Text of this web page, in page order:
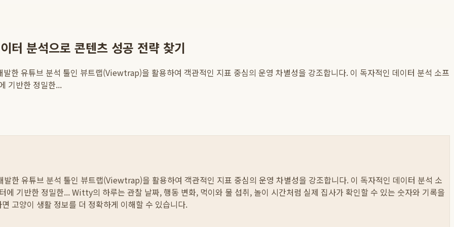
터 분석으로 콘텐츠 성공 전략 찾기
한 유튜브 분석 툴인 뷰트랩(Viewtrap)을 활용하여 객관적인 지표 중심의 운영 차별성을 강조합니다. 이 독자적인 데이터 분석 소프
기반한 정밀한...
한 유튜브 분석 툴인 뷰트랩(Viewtrap)을 활용하여 객관적인 지표 중심의 운영 차별성을 강조합니다. 이 독자적인 데이터 분석 소
에 기반한 정밀한...Witty의 하루는 관찰 날짜, 행동 변화, 먹이와 물 섭취, 놀이 시간처럼 실제 집사가 확인할 수 있는 숫자와 기록을
고양이 생활 정보를 더 정확하게 이해할 수 있습니다.